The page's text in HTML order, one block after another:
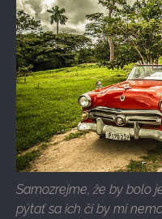
Samozrejme, že by bolo
pýtať sa ich či by mi